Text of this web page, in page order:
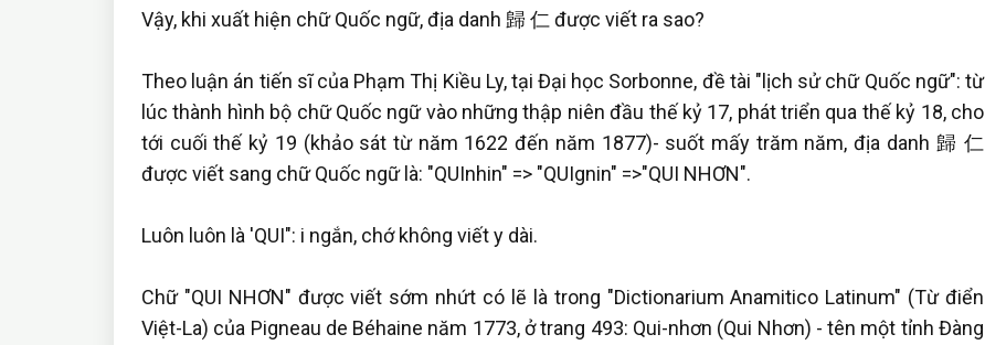
Vậy, khi xuất hiện chữ Quốc ngữ, địa danh 歸 仁 được viết ra sao?
Theo luận án tiến sĩ của Phạm Thị Kiều Ly, tại Đại học Sorbonne, đề tài "lịch sử chữ Quốc ngữ": từ
lúc thành hình bộ chữ Quốc ngữ vào những thập niên đầu thế kỷ 17, phát triển qua thế kỷ 18, cho
tới cuối thế kỷ 19 (khảo sát từ năm 1622 đến năm 1877)- suốt mấy trăm năm, địa danh 歸 仁
được viết sang chữ Quốc ngữ là: "QUInhin" => "QUIgnin" =>"QUI NHƠN".
Luôn luôn là 'QUI": i ngắn, chớ không viết y dài.
Chữ "QUI NHƠN" được viết sớm nhứt có lẽ là trong "Dictionarium Anamitico Latinum" (Từ điển
Việt-La) của Pigneau de Béhaine năm 1773, ở trang 493: Qui-nhơn (Qui Nhơn) - tên một tỉnh Đàng